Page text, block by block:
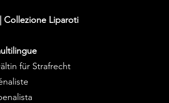
Collezione Liparoti
für Strafrecht